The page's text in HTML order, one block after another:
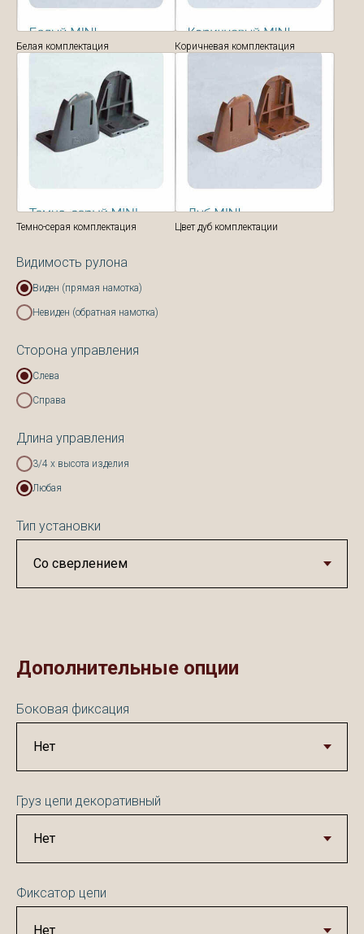
Белая комплектация Коричневая комплектация
Темно-серая комплектация Цвет дуб комплектации
Видимость рулона
Виден (прямая намотка)
Невиден (обратная намотка)
Сторона управления
Слева
Справа
Длина управления
3/4 х высота изделия
Любая
Тип установки
Дополнительные опции
Боковая фиксация
Груз цепи декоративный
Фиксатор цепи